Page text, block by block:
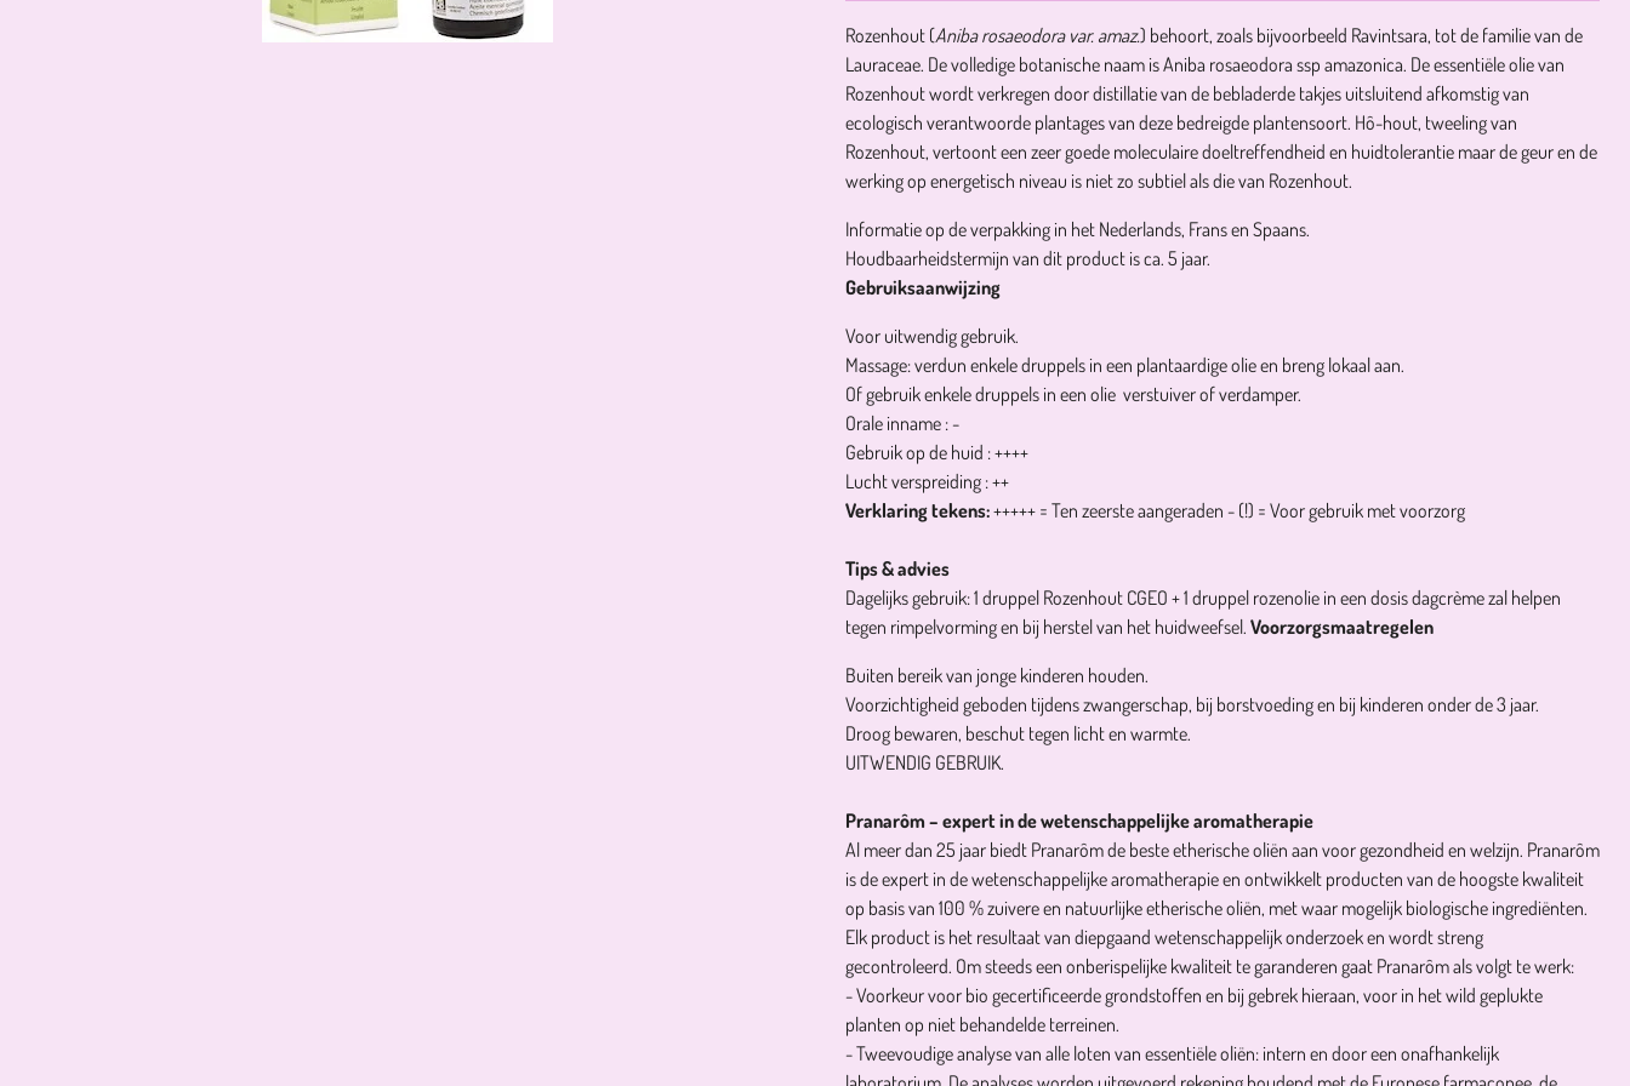
Rozenhout (Aniba rosaeodora var. amaz.) behoort, zoals bijvoorbeeld Ravintsara, tot de familie van de
Lauraceae. De volledige botanische naam is Aniba rosaeodora ssp amazonica. De essentiële olie van
Rozenhout wordt verkregen door distillatie van de bebladerde takjes uitsluitend afkomstig van
ecologisch verantwoorde plantages van deze bedreigde plantensoort. Hô-hout, tweeling van
Rozenhout, vertoont een zeer goede moleculaire doeltreffendheid en huidtolerantie maar de geur en de
werking op energetisch niveau is niet zo subtiel als die van Rozenhout.
Informatie op de verpakking in het Nederlands, Frans en Spaans.
Houdbaarheidstermijn van dit product is ca. 5 jaar.
Gebruiksaanwijzing
Voor uitwendig gebruik.
Massage: verdun enkele druppels in een plantaardige olie en breng lokaal aan.
Of gebruik enkele druppels in een olie verstuiver of verdamper.
Orale inname :-
Gebruik op de huid :++++
Lucht verspreiding :++
Verklaring tekens:+++++ = Ten zeerste aangeraden - (!) = Voor gebruik met voorzorg
Tips & advies
Dagelijks gebruik: 1 druppel Rozenhout CGEO + 1 druppel rozenolie in een dosis dagcrème zal helpen
tegen rimpelvorming en bij herstel van het huidweefsel. Voorzorgsmaatregelen
Buiten bereik van jonge kinderen houden.
Voorzichtigheid geboden tijdens zwangerschap, bij borstvoeding en bij kinderen onder de 3 jaar.
Droog bewaren, beschut tegen licht en warmte.
UITWENDIG GEBRUIK.
Pranarôm – expert in de wetenschappelijke aromatherapie
Al meer dan 25 jaar biedt Pranarôm de beste etherische oliën aan voor gezondheid en welzijn. Pranarôm
is de expert in de wetenschappelijke aromatherapie en ontwikkelt producten van de hoogste kwaliteit
op basis van 100 % zuivere en natuurlijke etherische oliën, met waar mogelijk biologische ingrediënten.
Elk product is het resultaat van diepgaand wetenschappelijk onderzoek en wordt streng
gecontroleerd. Om steeds een onberispelijke kwaliteit te garanderen gaat Pranarôm als volgt te werk:
- Voorkeur voor bio gecertificeerde grondstoffen en bij gebrek hieraan, voor in het wild geplukte
planten op niet behandelde terreinen.
- Tweevoudige analyse van alle loten van essentiële oliën: intern en door een onafhankelijk